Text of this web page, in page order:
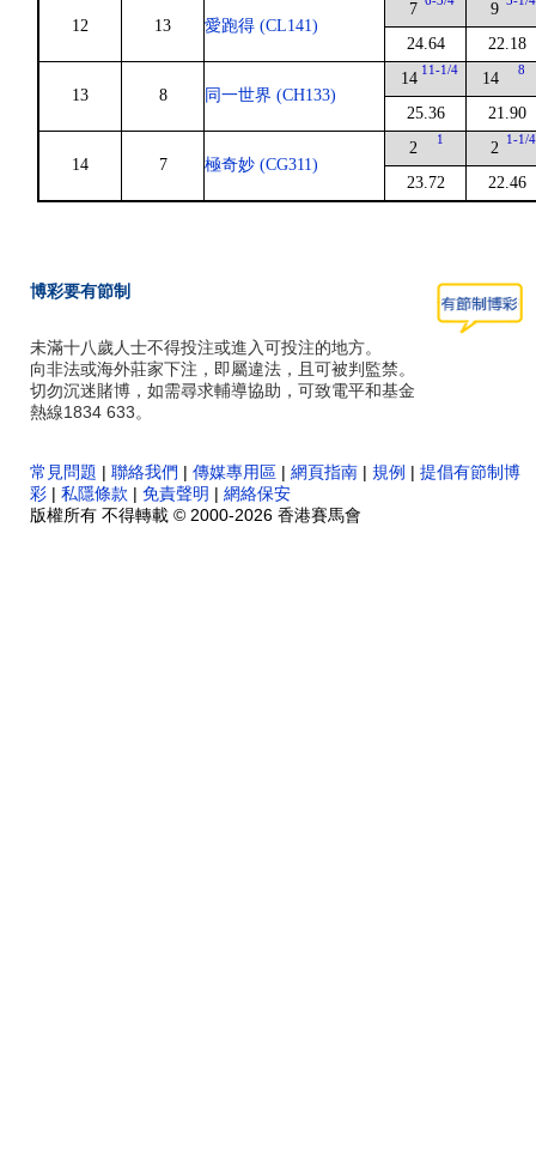
12 13 愛跑得 (CL141)
7
24.64
9
22.18
13 8 同一世界 (CH133)
14 11-1/4
25.36
14 8
21.90
14 7 極奇妙 (CG311)
2 1
23.72
2 1-1/4
22.46
博彩要有節制
未滿十八歲人士不得投注或進入可投注的地方。
向非法或海外莊家下注，即屬違法，且可被判監禁。
切勿沉迷賭博，如需尋求輔導協助，可致電平和基金
熱線1834 633。
常見問題 | 聯絡我們 | 傳媒專用區 | 網頁指南 | 規例 | 提倡有節制博
彩 | 私隱條款 | 免責聲明 | 網絡保安
版權所有 不得轉載 © 2000-2026 香港賽馬會